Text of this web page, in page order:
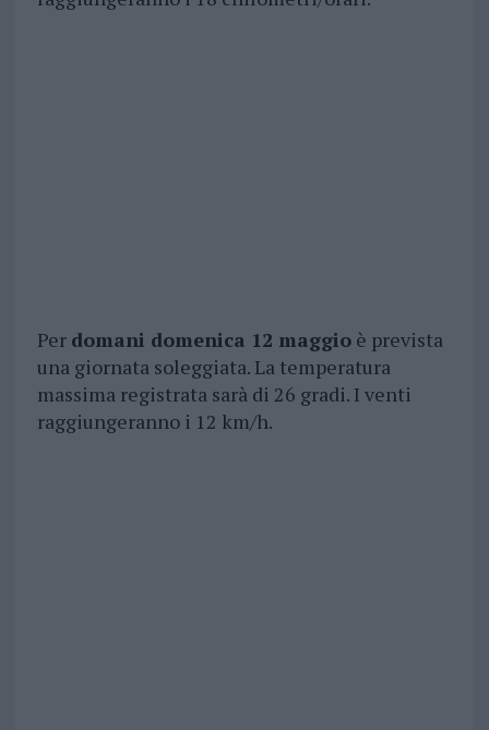
Per domani domenica 12 maggioè prevista
una giornata soleggiata. La temperatura
massima registrata sarà di 26 gradi. I venti
raggiungeranno i 12 km/h.